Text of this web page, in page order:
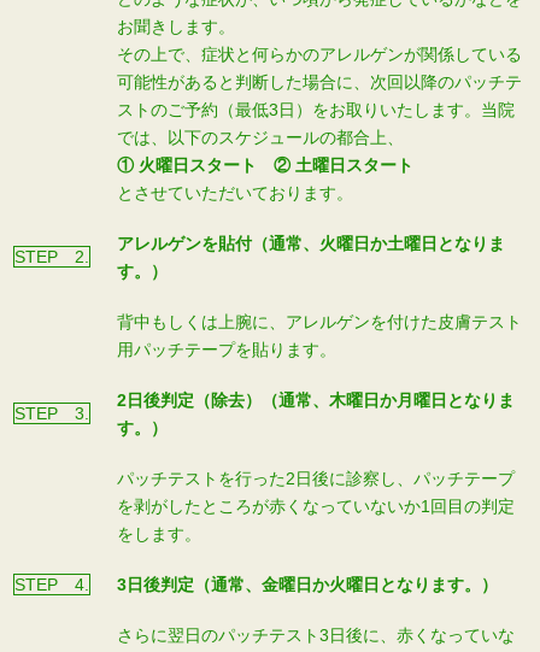
お聞きします。
その上で、症状と何らかのアレルゲンが関係している
可能性があると判断した場合に、次回以降のパッチテ
ストのご予約（最低3日）をお取りいたします。当院
では、以下のスケジュールの都合上、
① 火曜日スタート ② 土曜日スタート
とさせていただいております。
STEP 2.
アレルゲンを貼付（通常、火曜日か土曜日となりま
す。）
背中もしくは上腕に、アレルゲンを付けた皮膚テスト
用パッチテープを貼ります。
STEP 3.
2日後判定（除去）（通常、木曜日か月曜日となりま
す。）
パッチテストを行った2日後に診察し、パッチテープ
を剥がしたところが赤くなっていないか1回目の判定
をします。
STEP 4. 3日後判定（通常、金曜日か火曜日となります。）
さらに翌日のパッチテスト3日後に、赤くなっていな